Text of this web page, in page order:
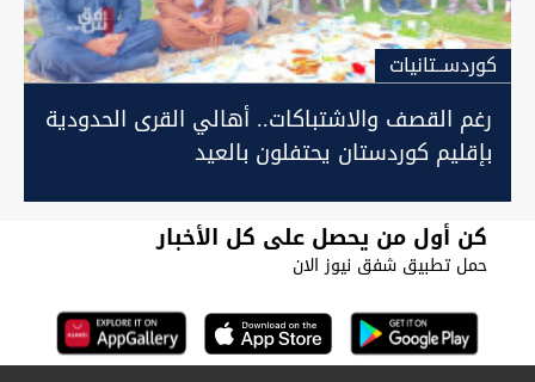
كوردســتانيات
رغم القصف والاشتباكات.. أهالي القرى الحدودية
بإقليم كوردستان يحتفلون بالعيد
كن أول من يحصل على كل الأخبار
حمل تطبيق شفق نيوز الان